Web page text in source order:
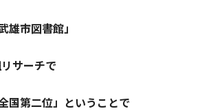
雄市図書館」
サーチで
国第二位」ということで